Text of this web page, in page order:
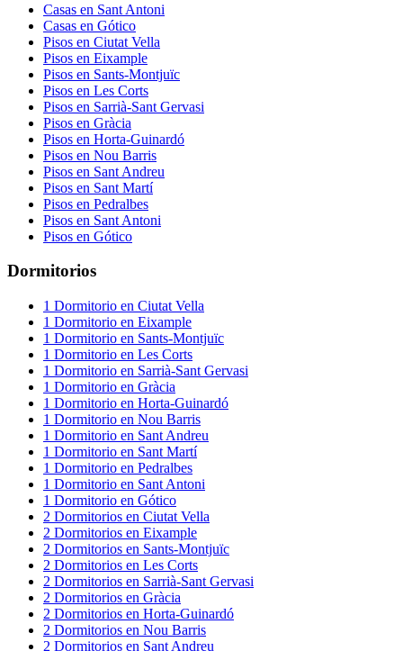
Casas en Sant Antoni
Casas en Gótico
Pisos en Ciutat Vella
Pisos en Eixample
Pisos en Sants-Montjuïc
Pisos en Les Corts
Pisos en Sarrià-Sant Gervasi
Pisos en Gràcia
Pisos en Horta-Guinardó
Pisos en Nou Barris
Pisos en Sant Andreu
Pisos en Sant Martí
Pisos en Pedralbes
Pisos en Sant Antoni
Pisos en Gótico
Dormitorios
1 Dormitorio en Ciutat Vella
1 Dormitorio en Eixample
1 Dormitorio en Sants-Montjuïc
1 Dormitorio en Les Corts
1 Dormitorio en Sarrià-Sant Gervasi
1 Dormitorio en Gràcia
1 Dormitorio en Horta-Guinardó
1 Dormitorio en Nou Barris
1 Dormitorio en Sant Andreu
1 Dormitorio en Sant Martí
1 Dormitorio en Pedralbes
1 Dormitorio en Sant Antoni
1 Dormitorio en Gótico
2 Dormitorios en Ciutat Vella
2 Dormitorios en Eixample
2 Dormitorios en Sants-Montjuïc
2 Dormitorios en Les Corts
2 Dormitorios en Sarrià-Sant Gervasi
2 Dormitorios en Gràcia
2 Dormitorios en Horta-Guinardó
2 Dormitorios en Nou Barris
2 Dormitorios en Sant Andreu